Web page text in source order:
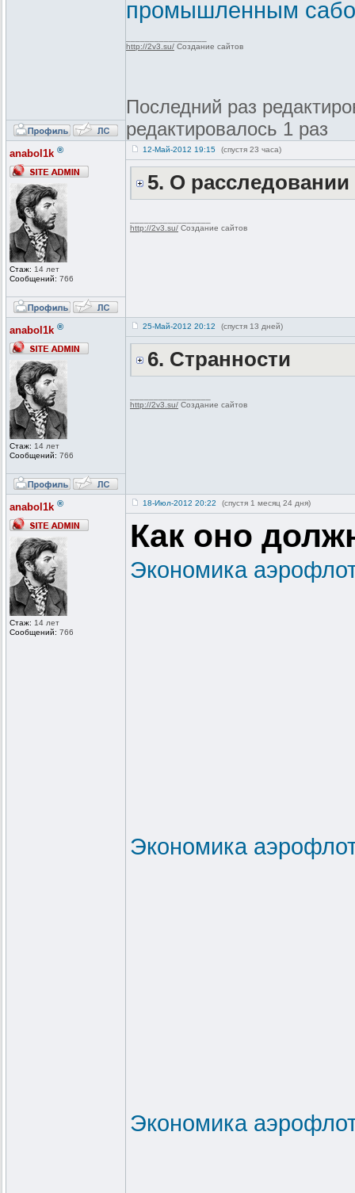
промышленным
http://2v3.su/ Создание сайтов
Последний раз
редактировалось 1 раз
anabol1k ®
Стаж: 14 лет
Сообщений: 766
12-Май-2012 19:15 (спустя 23 часа)
5. О
http://2v3.su/ Создание сайтов
anabol1k ®
Стаж: 14 лет
Сообщений: 766
25-Май-2012 20:12 (спустя 13 дней)
6. Странности
http://2v3.su/ Создание сайтов
anabol1k ®
Стаж: 14 лет
Сообщений: 766
18-Июл-2012 20:22 (спустя 1 месяц 24 дня)
Как оно
Экономика
Экономика
Экономика